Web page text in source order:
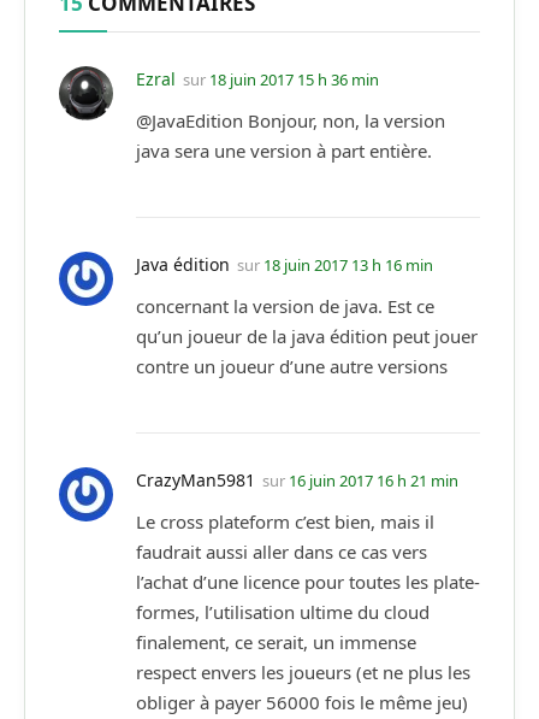
Ezral sur 18 juin 2017 15 h 36 min
@JavaEdition Bonjour, non, la version
java sera une version à part entière.
Java édition sur 18 juin 2017 13 h 16 min
concernant la version de java. Est ce
qu’un joueur de la java édition peut jouer
contre un joueur d’une autre versions
CrazyMan5981 sur 16 juin 2017 16 h 21 min
Le cross plateform c’est bien, mais il
faudrait aussi aller dans ce cas vers
l’achat d’une licence pour toutes les plate-
formes, l’utilisation ultime du cloud
finalement, ce serait, un immense
respect envers les joueurs (et ne plus les
obliger à payer 56000 fois le même jeu)